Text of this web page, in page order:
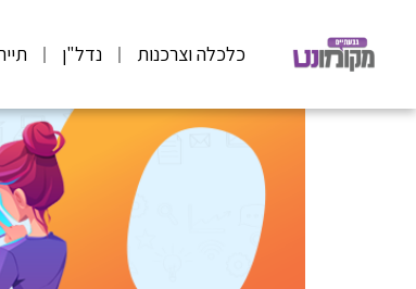
כלכלה וצרכנות נדל"ן